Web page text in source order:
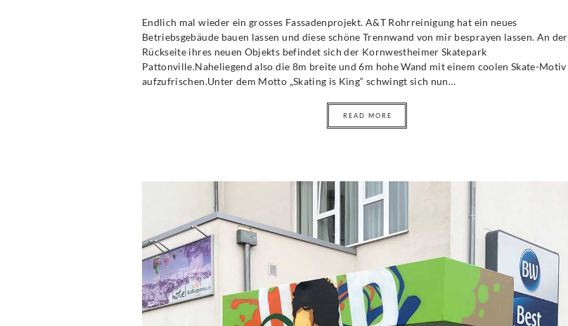
Endlich mal wieder ein grosses Fassadenprojekt. A&T Rohrreinigung hat ein neues
Betriebsgebäude bauen lassen und diese schöne Trennwand von mir besprayen lassen. An der
Rückseite ihres neuen Objekts befindet sich der Kornwestheimer Skatepark
Pattonville.Naheliegend also die 8m breite und 6m hohe Wand mit einem coolen Skate-Motiv
aufzufrischen.Unter dem Motto „Skating is King“ schwingt sich nun…
READ MORE